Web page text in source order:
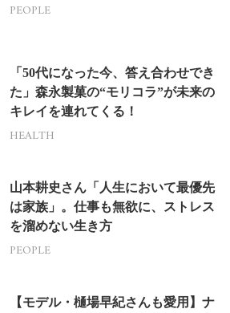
PEOPLE
「50代になった今、答え合わせでき
た」森永製菓の“モリコラ”が未来の
キレイを連れてくる！
HEALTH
山本耕史さん「人生において最優先
は家族」。仕事も無欲に、ストレス
を溜めない生き方
PEOPLE
【モデル・樋場早紀さんも愛用】ナ